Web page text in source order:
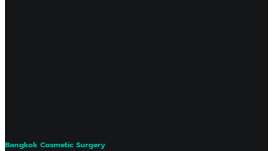
Bangkok Cosmetic Surgery